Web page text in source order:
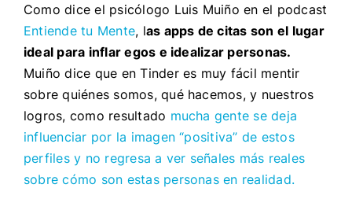
Como dice el psicólogo Luis Muiño en el podcast
Entiende tu Mente, las apps de citas son el lugar
ideal para inflar egos e idealizar personas.
Muiño dice que en Tinder es muy fácil mentir
sobre quiénes somos, qué hacemos, y nuestros
logros, como resultado mucha gente se deja
influenciar por la imagen “positiva” de estos
perfiles y no regresa a ver señales más reales
sobre cómo son estas personas en realidad.